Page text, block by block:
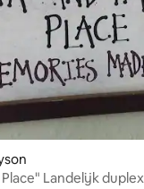
Landelijk duplex